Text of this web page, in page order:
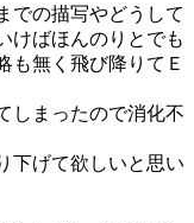
での描写やどうして
けばほんのりとでも
も無く飛び降りてＥ
しまったので消化不
下げて欲しいと思い